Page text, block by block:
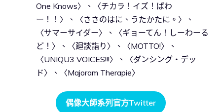
One Knows〉、〈チカラ！イズ！ぱわ
ー！！〉、〈ささのはに、うたかたに。〉、
〈サマーサイダー〉、〈ギョーてん！しーわーる
ど！〉、〈廻談詣り〉、〈MOTTO!〉、
〈UNIQU3 VOICES!!!〉、〈ダンシング・デッ
ド〉、〈Majoram Therapie〉
偶像大師系列官方Twitter